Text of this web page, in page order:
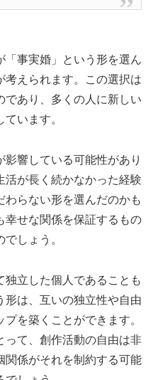
「事実婚」という形を選ん
考えられます。この選択は
であり、多くの人に新しい
います。
影響している可能性があり
活が長く続かなかった経験
らない形を選んだのかも
幸せな関係を保証するもの
しょう。
独立した個人であることも
形は、互いの独立性や自由
を築くことができます。
って、創作活動の自由は非
関係がそれを制約する可能